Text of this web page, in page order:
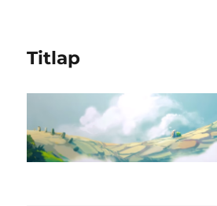
Titlap